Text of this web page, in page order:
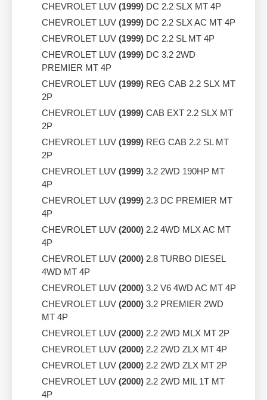
CHEVROLET LUV (1999) DC 2.2 SLX MT 4P
CHEVROLET LUV (1999) DC 2.2 SLX AC MT 4P
CHEVROLET LUV (1999) DC 2.2 SL MT 4P
CHEVROLET LUV (1999) DC 3.2 2WD
PREMIER MT 4P
CHEVROLET LUV (1999) REG CAB 2.2 SLX MT
2P
CHEVROLET LUV (1999) CAB EXT 2.2 SLX MT
2P
CHEVROLET LUV (1999) REG CAB 2.2 SL MT
2P
CHEVROLET LUV (1999) 3.2 2WD 190HP MT
4P
CHEVROLET LUV (1999) 2.3 DC PREMIER MT
4P
CHEVROLET LUV (2000) 2.2 4WD MLX AC MT
4P
CHEVROLET LUV (2000) 2.8 TURBO DIESEL
4WD MT 4P
CHEVROLET LUV (2000) 3.2 V6 4WD AC MT 4P
CHEVROLET LUV (2000) 3.2 PREMIER 2WD
MT 4P
CHEVROLET LUV (2000) 2.2 2WD MLX MT 2P
CHEVROLET LUV (2000) 2.2 2WD ZLX MT 4P
CHEVROLET LUV (2000) 2.2 2WD ZLX MT 2P
CHEVROLET LUV (2000) 2.2 2WD MIL 1T MT
4P